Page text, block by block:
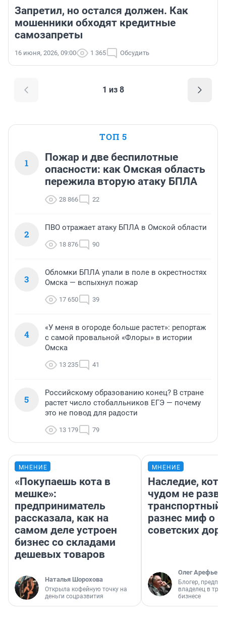
Запретил, но остался должен. Как
мошенники обходят кредитные
самозапреты
16 июня, 2026, 09:00 1 365 Обсудить
1 из 8
ТОП 5
1
Пожар и две беспилотные
опасности: как Омская область
пережила вторую атаку БПЛА
28 866 22
2
ПВО отражает атаку БПЛА в Омской области
18 876 90
3
Обломки БПЛА упали в поле в окрестностях
Омска — вспыхнул пожар
17 650 39
4
«У меня в огороде больше растет»: репортаж
с самой провальной «Флоры» в истории
Омска
13 235 41
5
Российскому образованию конец? В стране
растет число стобалльников ЕГЭ — почему
это не повод для радости
13 179 79
МНЕНИЕ
«Покупаешь кота в
мешке»:
предприниматель
рассказала, как на
самом деле устроен
бизнес со складами
дешевых товаров
Наталья Шорохова
Открыла кофейную точку на
деньги соцразвития
МНЕНИЕ
Наследие,
чудом не
транспортный
разнес миф о
советских
Олег Арефьев
Блогер,
владелец в
бизнесе